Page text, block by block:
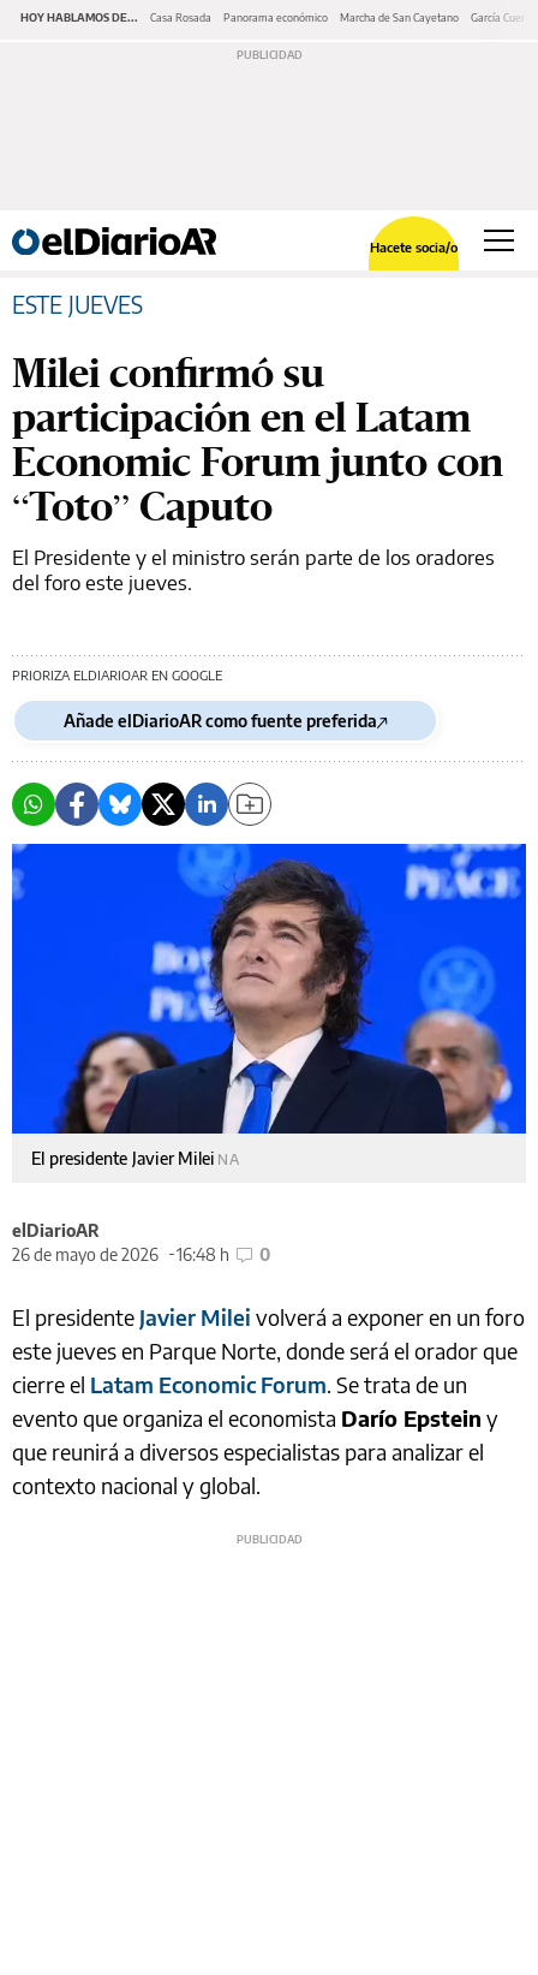
HOY HABLAMOS DE... Casa Rosada Panorama económico Marcha de San Cayetano García Cuerva
Hacete socia/o
ESTE JUEVES
Milei confirmó su
participación en el Latam
Economic Forum junto con
“Toto” Caputo
El Presidente y el ministro serán parte de los oradores
del foro este jueves.
PRIORIZA ELDIARIOAR EN GOOGLE
Añade elDiarioAR como fuente preferida
El presidente Javier Milei NA
elDiarioAR
26 de mayo de 2026
16:48 h 0
El presidente Javier Milei volverá a exponer en un foro
este jueves en Parque Norte, donde será el orador que
cierre el Latam Economic Forum. Se trata de un
evento que organiza el economista Darío Epstein y
que reunirá a diversos especialistas para analizar el
contexto nacional y global.